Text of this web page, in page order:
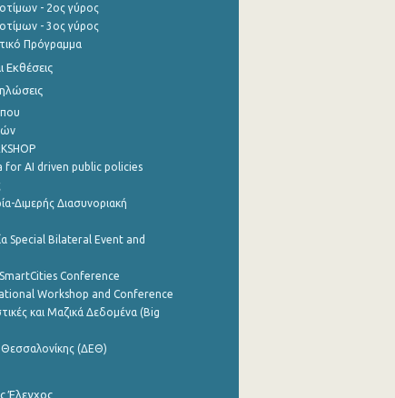
- 2ος γύρος
- 3ος γύρος
Πρόγραμμα
for AI driven public policies
Διμερής Διασυνοριακή
Special Bilateral Event and
Conference
Workshop and Conference
και Μαζικά Δεδομένα (Big
(ΔΕΘ)
Έλεγχος